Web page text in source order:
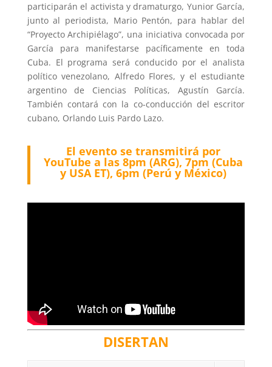
participarán el activista y dramaturgo, Yunior García,
junto al periodista, Mario Pentón, para hablar del
“Proyecto Archipiélago”, una iniciativa convocada por
García para manifestarse pacíficamente en toda
Cuba. El programa será conducido por el analista
político venezolano, Alfredo Flores, y el estudiante
argentino de Ciencias Políticas, Agustín García.
También contará con la co-conducción del escritor
cubano, Orlando Luis Pardo Lazo.
El evento se transmitirá por
YouTube a las 8pm (ARG), 7pm (Cuba
y USA ET), 6pm (Perú y México)
DISERTAN